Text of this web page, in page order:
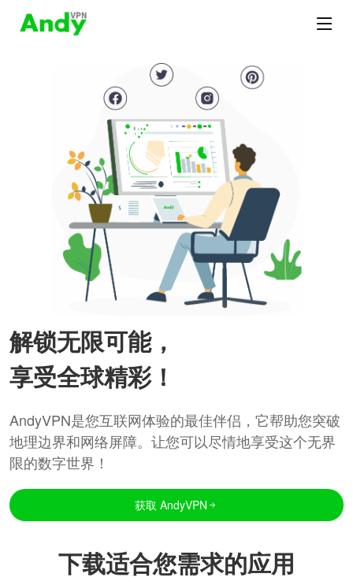
解锁无限可能，
享受全球精彩！
AndyVPN是您互联网体验的最佳伴侣，它帮助您突破
地理边界和网络屏障。让您可以尽情地享受这个无界
限的数字世界！
获取 AndyVPN
下载适合您需求的应用